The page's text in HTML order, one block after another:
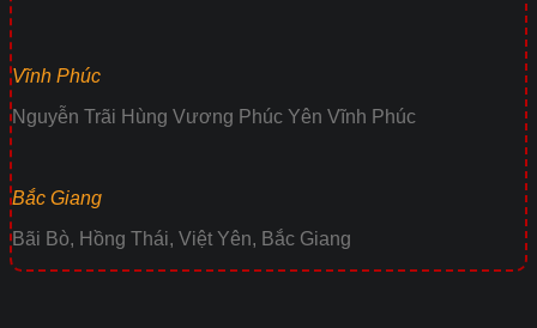
Vĩnh Phúc
Nguyễn Trãi Hùng Vương Phúc Yên Vĩnh Phúc
Bắc Giang
Bãi Bò, Hồng Thái, Việt Yên, Bắc Giang